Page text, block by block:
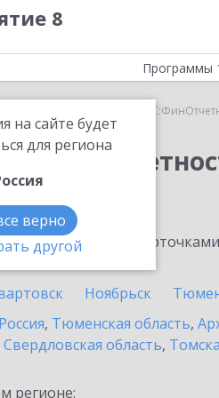
8
на сайте будет
для региона
верно
другой
Программы
Ноябрьск
Россия, Тюменская область,
Свердловская область,
регионе: